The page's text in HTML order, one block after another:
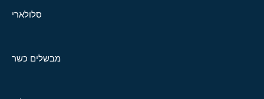
סלולארי
מבשלים כשר